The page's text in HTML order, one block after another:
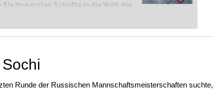
Ihre ersten Schritte in die Welt des
bereits auf Turnierniveau spielen: Mit
Runde der Russischen Mannschaftsmeisterschaften suchte,